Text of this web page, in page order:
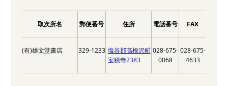
取次所名 郵便番号 住所 電話番号 FAX
(有)雄文堂書店 329-1233 塩谷郡高根沢町
宝積寺2383
028-675-
0068
028-675-
4633